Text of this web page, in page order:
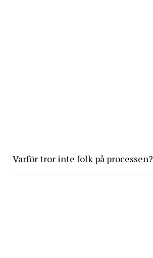
Varför tror inte folk på processen?